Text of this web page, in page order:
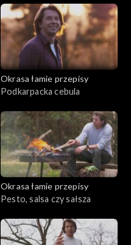
Okrasa łamie przepisy
Podkarpacka cebula
Okrasa łamie przepisy
Pesto, salsa czy sałsza